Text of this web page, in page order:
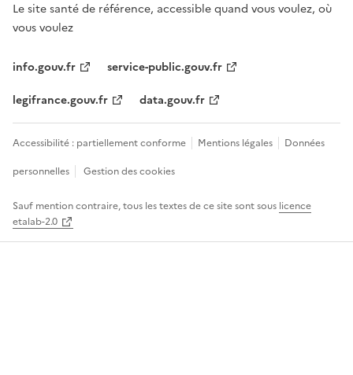
Le site santé de référence, accessible quand vous voulez, où
vous voulez
info.gouv.fr
service-public.gouv.fr
legifrance.gouv.fr
data.gouv.fr
Accessibilité : partiellement conforme Mentions légales
Données
personnelles
Gestion des cookies
Sauf mention contraire, tous les textes de ce site sont sous licence
etalab-2.0